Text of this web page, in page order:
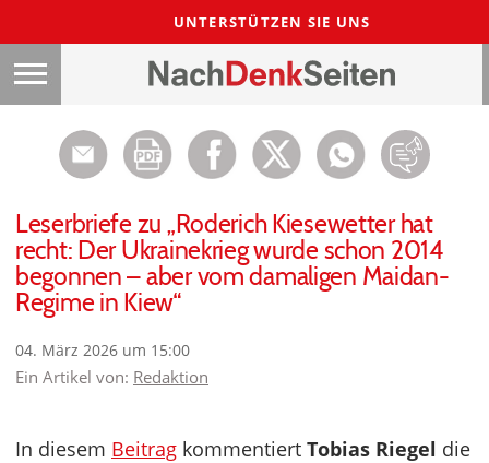
UNTERSTÜTZEN SIE UNS
Leserbriefe zu „Roderich Kiesewetter hat
recht: Der Ukrainekrieg wurde schon 2014
begonnen – aber vom damaligen Maidan-
Regime in Kiew“
04. März 2026 um 15:00
Ein Artikel von: Redaktion
In diesem Beitrag kommentiert Tobias Riegel die